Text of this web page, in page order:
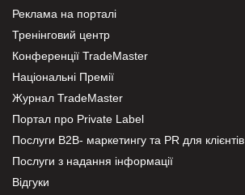
Реклама на порталі
Тренінговий центр
Конференції TradeMaster
Національні Премії
Журнал TradeMaster
Портал про Private Label
Послуги В2В- маркетингу та PR для клієнтів
Послуги з надання інформації
Відгуки